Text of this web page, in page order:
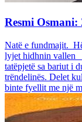
Resmi Osmani:
Natë e fundmajit.
lyjet hidhnin vallen
tatëpjetë sa bariut i
trëndelinës. Delet
binte fyellit me një